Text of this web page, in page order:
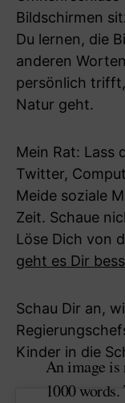
Bildschirmen
Du lernen, die
anderen
persönlich
Natur geht.
Mein Rat: Lass
Twitter,
Meide soziale
Zeit. Schaue
Löse Dich von
geht es Dir
Schau Dir an,
Kinder in die
An image is
1000 words.